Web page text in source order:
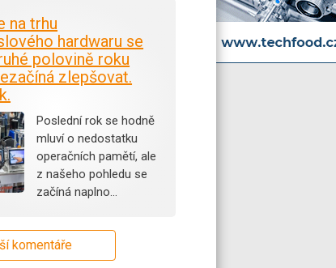
na trhu
hardwaru se
polovině roku
zlepšovat.
Poslední rok se hodně
mluví o nedostatku
operačních pamětí, ale
z našeho pohledu se
začíná naplno…
komentáře